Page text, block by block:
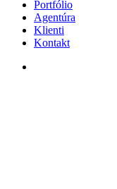
Portfólio
Agentúra
Klienti
Kontakt